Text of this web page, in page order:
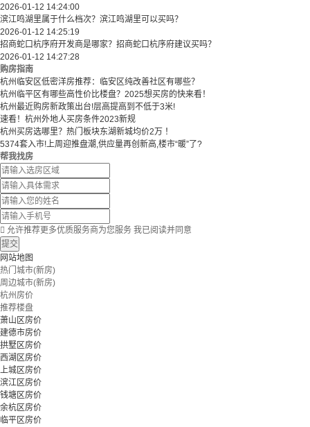
2026-01-12 14:24:00
滨江鸣湖里属于什么档次？滨江鸣湖里可以买吗？
2026-01-12 14:25:19
招商蛇口杭序府开发商是哪家？招商蛇口杭序府建议买吗？
2026-01-12 14:27:28
购房指南
杭州临安区低密洋房推荐：临安区纯改善社区有哪些？
​​杭州临平区有哪些高性价比楼盘？2025想买房的快来看！​
杭州最近购房新政策出台!层高提高到不低于3米!
速看！杭州外地人买房条件2023新规
杭州买房选哪里？热门板块东湖新城均价2万 ！
5374套入市!上周迎推盘潮,供应量再创新高,楼市“暖”了?
帮我找房
 允许推荐更多优质服务商为您服务 我已阅读并同意
提交
网站地图
热门城市(新房)
周边城市(新房)
杭州房价
推荐楼盘
萧山区房价
建德市房价
拱墅区房价
西湖区房价
上城区房价
滨江区房价
钱塘区房价
余杭区房价
临平区房价